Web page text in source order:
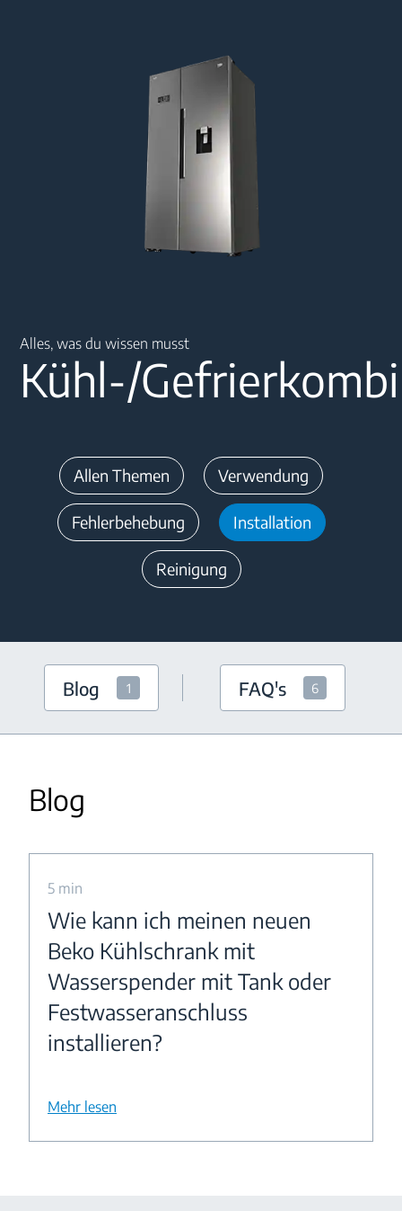
Alles, was du wissen musst
Kühl-/
Allen Themen Verwendung
Fehlerbehebung Installation
Reinigung
Blog 1 FAQ's 6
Blog
5 min
Wie kann ich meinen neuen
Beko Kühlschrank mit
Wasserspender mit Tank oder
Festwasseranschluss
installieren?
Mehr lesen